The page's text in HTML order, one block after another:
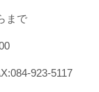
まで